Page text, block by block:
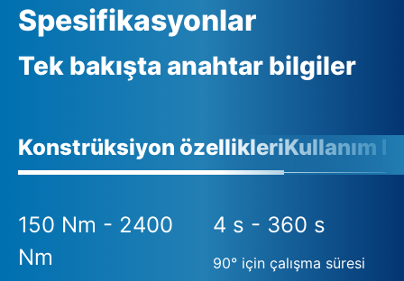
Spesifikasyonlar
Tek bakışta anahtar bilgiler
Konstrüksiyon özellikleriKullanım
150 Nm - 2400
Nm
4 s - 360 s
90° için çalışma süresi